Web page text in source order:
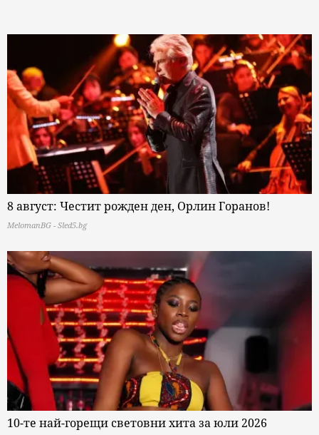
8 август: Честит рожден ден, Орлин Горанов!
MelomanBG - Sled5.bg
10-те най-горещи световни хита за юли 2026